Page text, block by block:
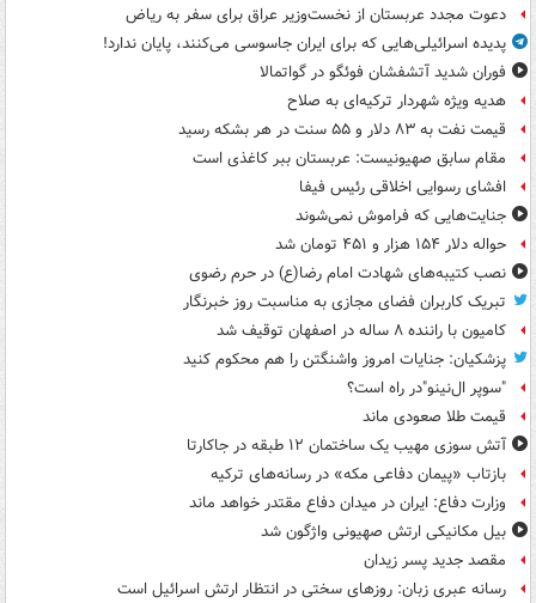
دعوت مجدد عربستان از نخست‌وزیر عراق برای سفر به ریاض
پدیده اسرائیلی‌هایی که برای ایران جاسوسی می‌کنند، پایان ندارد!
فوران شدید آتشفشان فوئگو در گواتمالا
هدیه ویژه شهردار ترکیه‌ای به صلاح
قیمت نفت به ۸۳ دلار و ۵۵ سنت در هر بشکه رسید
مقام سابق صهیونیست: عربستان ببر کاغذی است
افشای رسوایی اخلاقی رئیس فیفا
جنایت‌هایی که فراموش نمی‌شوند
حواله دلار ۱۵۴ هزار و ۴۵۱ تومان شد
نصب کتیبه‌های شهادت امام رضا(ع) در حرم رضوی
تبریک کاربران فضای مجازی به مناسبت روز خبرنگار
کامیون با راننده ۸ ساله در اصفهان توقیف شد
پزشکیان: جنایات امروز واشنگتن را هم محکوم کنید
"سوپر ال‌نینو"در راه است؟
قیمت طلا صعودی ماند
آتش سوزی مهیب یک ساختمان ۱۲ طبقه در جاکارتا
بازتاب «پیمان دفاعی مکه» در رسانه‌های ترکیه
وزارت دفاع: ایران در میدان دفاع مقتدر خواهد ماند
بیل مکانیکی ارتش صهیونی واژگون شد
مقصد جدید پسر زیدان
رسانه عبری زبان: روزهای سختی در انتظار ارتش اسرائیل است